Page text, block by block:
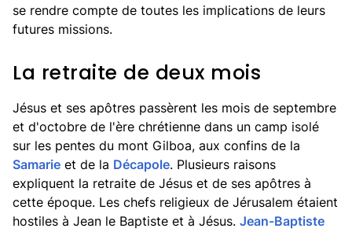
se rendre compte de toutes les implications de leurs
futures missions.
La retraite de deux mois
Jésus et ses apôtres passèrent les mois de septembre
et d'octobre de l'ère chrétienne dans un camp isolé
sur les pentes du mont Gilboa, aux confins de la
Samarie et de la Décapole. Plusieurs raisons
expliquent la retraite de Jésus et de ses apôtres à
cette époque. Les chefs religieux de Jérusalem étaient
hostiles à Jean le Baptiste et à Jésus. Jean-Baptiste